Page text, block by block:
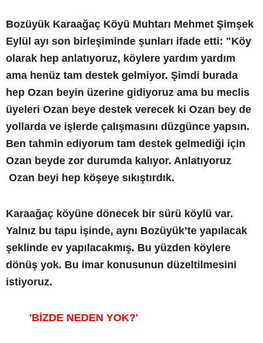
Bozüyük Karaağaç Köyü Muhtarı Mehmet Şimşek
Eylül ayı son birleşiminde şunları ifade etti: "Köy
olarak hep anlatıyoruz, köylere yardım yardım
ama henüz tam destek gelmiyor. Şimdi burada
hep Ozan beyin üzerine gidiyoruz ama bu meclis
üyeleri Ozan beye destek verecek ki Ozan bey de
yollarda ve işlerde çalışmasını düzgünce yapsın.
Ben tahmin ediyorum tam destek gelmediği için
Ozan beyde zor durumda kalıyor. Anlatıyoruz
Ozan beyi hep köşeye sıkıştırdık.
Karaağaç köyüne dönecek bir sürü köylü var.
Yalnız bu tapu işinde, aynı Bozüyük’te yapılacak
şeklinde ev yapılacakmış. Bu yüzden köylere
dönüş yok. Bu imar konusunun düzeltilmesini
istiyoruz.
'BİZDE NEDEN YOK?'